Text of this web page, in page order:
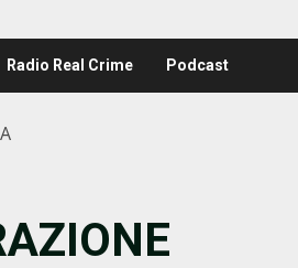
Radio Real Crime Podcast